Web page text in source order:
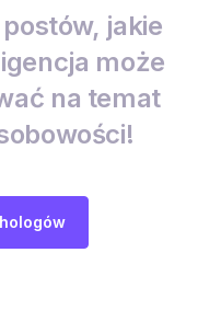
jakie
może
na temat